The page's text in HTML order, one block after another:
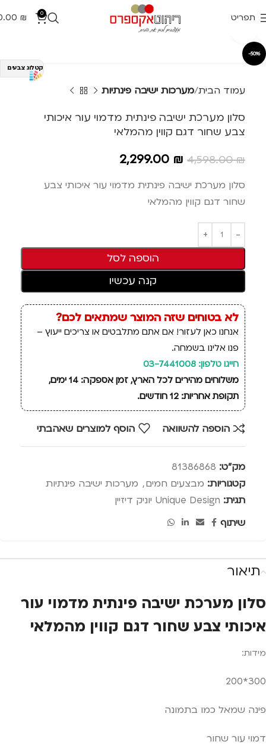
תפריט 0
₪
-50%
Click to enlarge
עמוד הבית מערכות ישיבה פינתיות
סלון מערכת ישיבה פינתית מדמוי עור איכותי
צבע שחור דגם קווין מהמלאי
4,598.00₪
2,299.00 ₪
סלון מערכת ישיבה פינתית מדמוי עור איכותי צבע
שחור דגם קווין מהמלאי
הוספה לסל
קנה עכשיו
לא בטוחים שזה המוצר שמתאים לכם?
אנחנו כאן לעזור! אם אתם מתלבטים או צריכים ייעוץ –
פנו אלינו בשמחה.
חייגו טלפון: 03-7441008
משלוחים מהירים לכל הארץ, זמן אספקה: 14 ימים,
תקופת אחריות: 12 חודשים.
הוספה להשוואה הוסף למוצרים שאהבתי
מק"ט: 81386868
קטגוריות: מבצעים חמים, מערכות ישיבה פינתיות
תגית: Unique Design יוניק דיזיין
שיתוף
תיאור
סלון מערכת ישיבה פינתית מדמוי עור
איכותי צבע שחור דגם קווין מהמלאי
מידות:
300*200
פינה שמאל כמו בתמונה
דמוי עור שחור
קטלוג צבעים